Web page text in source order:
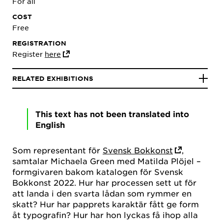
This text has not been translated into
English
Som representant för Svensk Bokkonst
,
samtalar Michaela Green med Matilda Plöjel –
formgivaren bakom katalogen för Svensk
Bokkonst 2022. Hur har processen sett ut för
att landa i den svarta lådan som rymmer en
skatt? Hur har papprets karaktär fått ge form
åt typografin? Hur har hon lyckas få ihop alla
COST
Free
REGISTRATION
Register here
RELATED EXHIBITIONS